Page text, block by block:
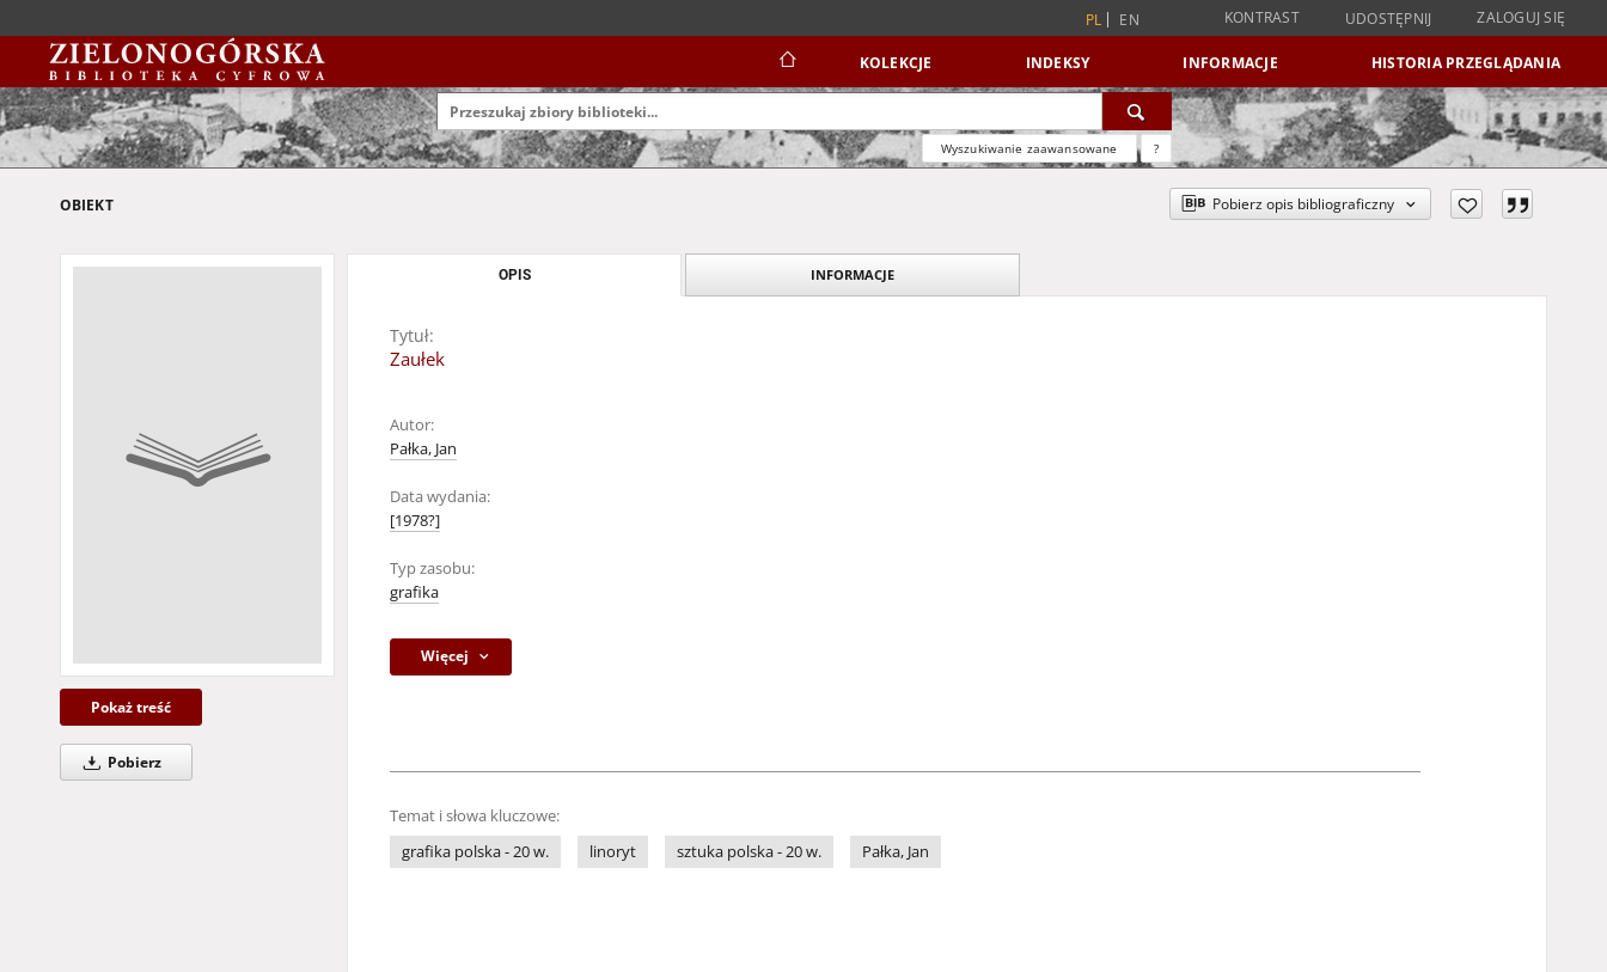
PL EN KONTRAST UDOSTĘPNIJ ZALOGUJ SIĘ
KOLEKCJE INDEKSY INFORMACJE HISTORIA PRZEGLĄDANIA
Wyszukiwanie zaawansowane ?
OBIEKT Pobierz opis bibliograficzny
Pokaż treść
Pobierz
OPIS INFORMACJE
Tytuł:
Zaułek
Autor:
Pałka, Jan
Data wydania:
[1978?]
Typ zasobu:
grafika
Więcej
Temat i słowa kluczowe:
grafika polska - 20 w.
linoryt sztuka polska - 20 w. Pałka, Jan